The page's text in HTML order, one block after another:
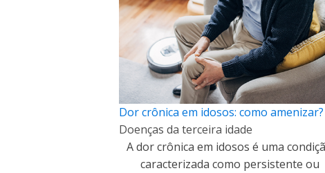
Dor crônica em idosos: como amenizar?
Doenças da terceira idade
A dor crônica em idosos é uma
caracterizada como persistente ou